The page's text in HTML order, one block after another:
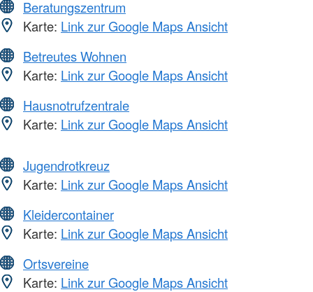
Beratungszentrum
Karte: Link zur Google Maps Ansicht
Betreutes Wohnen
Karte: Link zur Google Maps Ansicht
Hausnotrufzentrale
Karte: Link zur Google Maps Ansicht
Jugendrotkreuz
Karte: Link zur Google Maps Ansicht
Kleidercontainer
Karte: Link zur Google Maps Ansicht
Ortsvereine
Karte: Link zur Google Maps Ansicht